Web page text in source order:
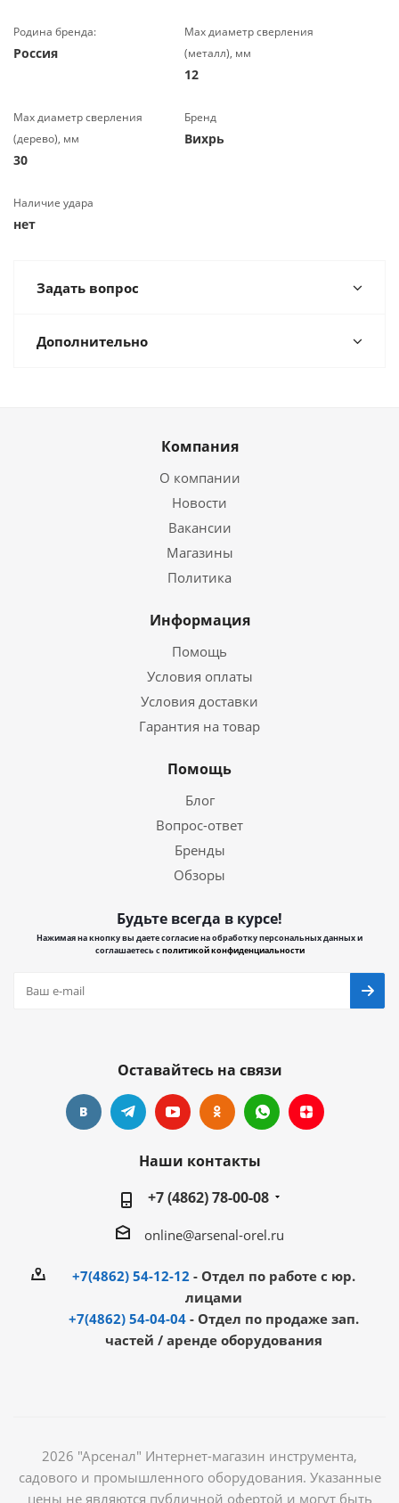
Родина бренда:
Россия
Max диаметр сверления
(металл), мм
12
Мах диаметр сверления
(дерево), мм
30
Бренд
Вихрь
Наличие удара
нет
Задать вопрос
Дополнительно
Компания
О компании
Новости
Вакансии
Магазины
Политика
Информация
Помощь
Условия оплаты
Условия доставки
Гарантия на товар
Помощь
Блог
Вопрос-ответ
Бренды
Обзоры
Будьте всегда в курсе!
Нажимая на кнопку вы даете согласие на обработку персональных данных и
соглашаетесь сполитикой конфиденциальности
Оставайтесь на связи
Наши контакты
+7 (4862) 78-00-08
online@arsenal-orel.ru
+7(4862) 54-12-12 - Отдел по работе с юр.
лицами
+7(4862) 54-04-04 - Отдел по продаже зап.
частей / аренде оборудования
2026 "Арсенал" Интернет-магазин инструмента,
садового и промышленного оборудования. Указанные
цены не являются публичной офертой и могут быть